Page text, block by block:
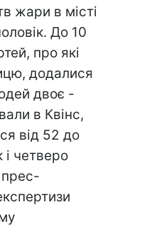
жари в місті
До 10
про які
додалися
двоє -
в Квінс,
від 52 до
і четверо
прес-